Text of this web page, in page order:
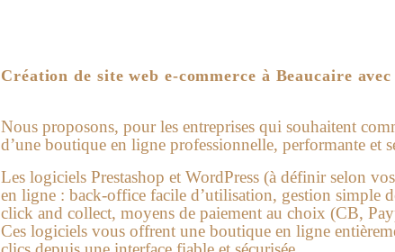
Création de site web e-commerce à Beaucaire
Nous proposons, pour les entreprises qui souhaitent
d’une boutique en ligne professionnelle, performante et
Les logiciels Prestashop et WordPress (à définir selon
en ligne : back-office facile d’utilisation, gestion simple
click and collect, moyens de paiement au choix (CB,
Ces logiciels vous offrent une boutique en ligne